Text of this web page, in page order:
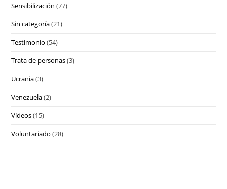
Sensibilización (77)
Sin categoría(21)
Testimonio (54)
Trata de personas(3)
Ucrania(3)
Venezuela(2)
Vídeos(15)
Voluntariado (28)